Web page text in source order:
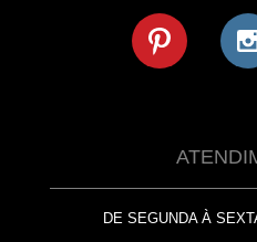
DE SEGUNDA À